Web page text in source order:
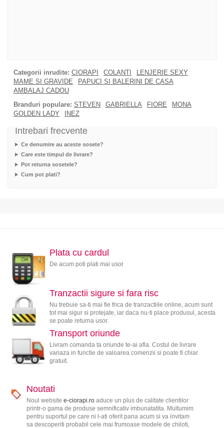
Categorii inrudite: CIORAPI COLANTI
LENJERIE SEXY
MAME SI GRAVIDE
PAPUCI SI BALERINI DE CASA
AMBALAJ CADOU
Branduri populare: STEVEN GABRIELLA FIORE
MONA
GOLDEN LADY
INEZ
Intrebari frecvente
Ce denumire au aceste sosete?
Care este timpul de livrare?
Pot returna sosetele?
Cum pot plati?
Plata cu cardul
De acum poti plati mai usor
Tranzactii sigure si fara risc
Nu trebuie sa-ti mai fie frica de tranzactiile online, acum sunt
tot mai sigur si protejate, iar daca nu-ti place produsul, acesta
se poate returna usor.
Transport oriunde
Livram comanda ta oriunde te-ai afla. Costul de livrare
variaza in functie de valoarea comenzii si poate fi chiar
gratuit.
Noutati
Noul website e-ciorapi.roaduce un plus de calitate clientilor
printr-o gama de produse semnificativ imbunatatita. Multumim
pentru suportul pe care ni l-ati oferit pana acum si va invitam
sa descoperiti probabil cele mai frumoase modele de chiloti,